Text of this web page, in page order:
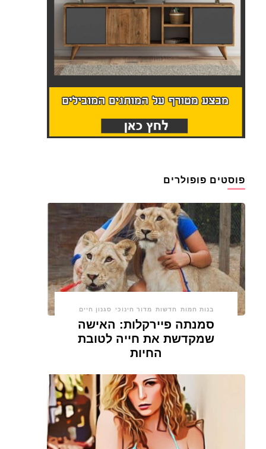
פוסטים פופולרים
בנות חמות חדשות מדור חינוכי סגנון חיים
סמנתה פיירקלות: האישה
שמקדשת את חייה לטובת
החיות